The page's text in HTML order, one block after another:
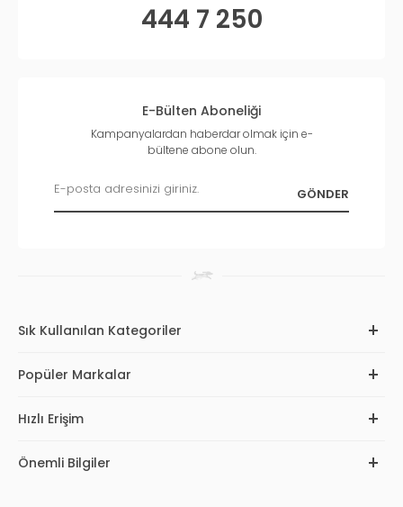
444 7 250
E-Bülten Aboneliği
Kampanyalardan haberdar olmak için e-
bültene abone olun.
Sık Kullanılan Kategoriler
Popüler Markalar
Hızlı Erişim
Önemli Bilgiler